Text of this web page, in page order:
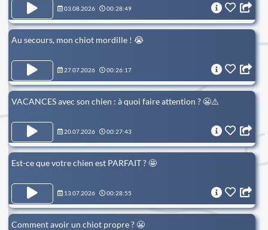
03.08.2026 00:28:49
Au secours, mon chiot mordille ! 😭
27.07.2026 00:26:17
VACANCES avec son chien : à quoi faire attention ? 😬⚠️
20.07.2026 00:27:43
Est-ce que votre chien est PARFAIT ? 🤩
13.07.2026 00:28:55
Comment avoir un chiot propre ? 😬